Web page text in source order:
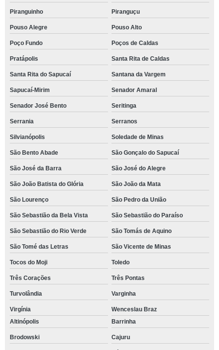
Piranguinho Piranguçu
Pouso Alegre Pouso Alto
Poço Fundo Poços de Caldas
Pratápolis Santa Rita de Caldas
Santa Rita do Sapucaí Santana da Vargem
Sapucaí-Mirim Senador Amaral
Senador José Bento Seritinga
Serrania Serranos
Silvianópolis Soledade de Minas
São Bento Abade São Gonçalo do Sapucaí
São José da Barra São José do Alegre
São João Batista do Glória São João da Mata
São Lourenço São Pedro da União
São Sebastião da Bela Vista São Sebastião do Paraíso
São Sebastião do Rio Verde São Tomás de Aquino
São Tomé das Letras São Vicente de Minas
Tocos do Moji Toledo
Três Corações Três Pontas
Turvolândia Varginha
Virgínia
Wenceslau Braz
Altinópolis
Barrinha
Brodowski Cajuru